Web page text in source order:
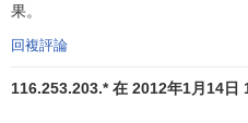
果。
回複評論
116.253.203.* 在 2012年1月14日